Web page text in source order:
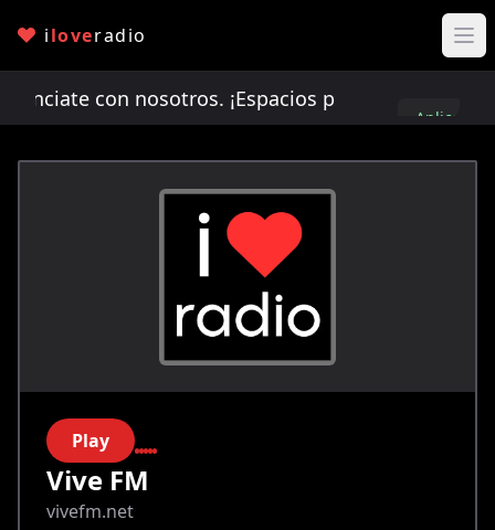
iloveradio
con nosotros. ¡Espacios publicitarios
Aplica
Play
Vive FM
vivefm.net